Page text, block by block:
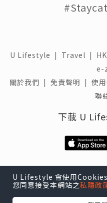
U Lifestyle | Travel | HK
e-
關於我們 | 免責聲明 | 使
聯
下載 U
U Lifestyle 會使用Cookies
您同意接受本網站之私隱政